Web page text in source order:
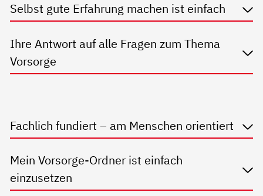
Selbst gute Erfahrung machen ist einfach
Ihre Antwort auf alle Fragen zum Thema
Vorsorge
Fachlich fundiert – am Menschen orientiert
Mein Vorsorge-Ordner ist einfach
einzusetzen